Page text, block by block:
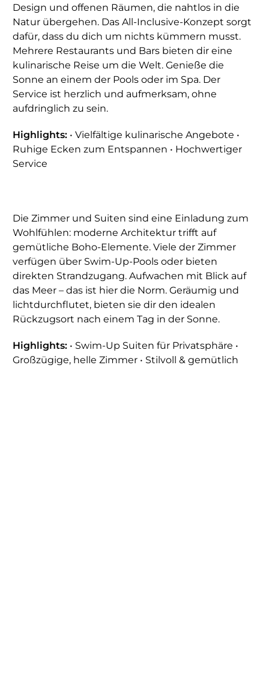
Design und offenen Räumen, die nahtlos in die
Natur übergehen. Das All-Inclusive-Konzept sorgt
dafür, dass du dich um nichts kümmern musst.
Mehrere Restaurants und Bars bieten dir eine
kulinarische Reise um die Welt. Genieße die
Sonne an einem der Pools oder im Spa. Der
Service ist herzlich und aufmerksam, ohne
aufdringlich zu sein.
Highlights: • Vielfältige kulinarische Angebote •
Ruhige Ecken zum Entspannen • Hochwertiger
Service
Die Zimmer und Suiten sind eine Einladung zum
Wohlfühlen: moderne Architektur trifft auf
gemütliche Boho-Elemente. Viele der Zimmer
verfügen über Swim-Up-Pools oder bieten
direkten Strandzugang. Aufwachen mit Blick auf
das Meer – das ist hier die Norm. Geräumig und
lichtdurchflutet, bieten sie dir den idealen
Rückzugsort nach einem Tag in der Sonne.
Highlights: • Swim-Up Suiten für Privatsphäre •
Großzügige, helle Zimmer • Stilvoll & gemütlich